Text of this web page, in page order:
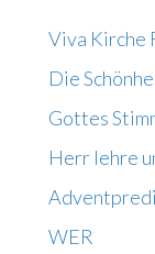
Viva Kirche
Die
Gottes
Herr lehre
WER